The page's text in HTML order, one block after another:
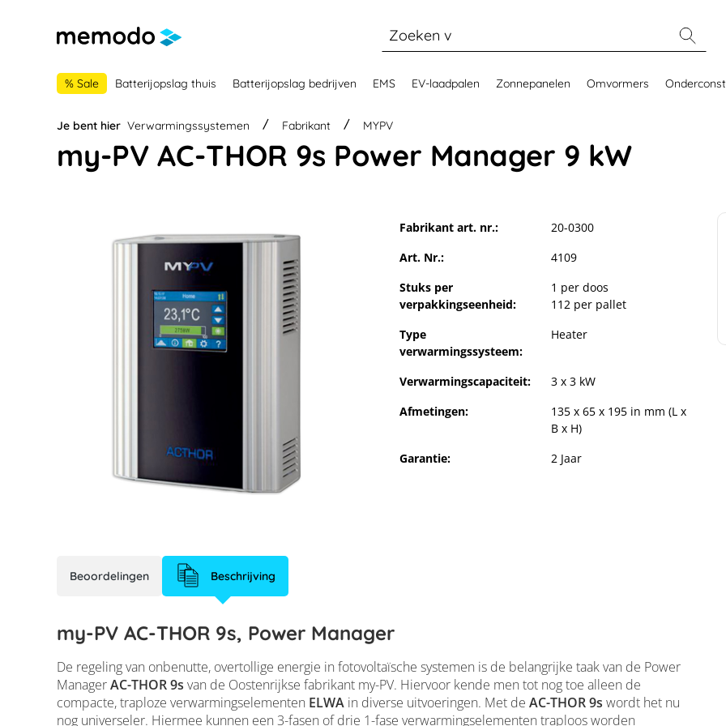
% Sale Batterijopslag thuis Batterijopslag bedrijven EMS EV-laadpalen Zonnepanelen Omvormers
Je bent hier Verwarmingssystemen Fabrikant MYPV
my-PV AC-THOR 9s Power Manager 9 kW
Fabrikant art. nr.:
20-0300
Art. Nr.:
4109
Stuks per
verpakkingseenheid:
1 per doos
112 per pallet
Type
verwarmingssysteem:
Heater
Verwarmingscapaciteit:
3 x 3 kW
Afmetingen:
135 x 65 x 195 in mm (L x
B x H)
Garantie:
2 Jaar
Beoordelingen Beschrijving
my-PV AC-THOR 9s, Power Manager
De regeling van onbenutte, overtollige energie in fotovoltaïsche systemen is de belangrijke taak van de Power
ManagerAC-THOR 9s van de Oostenrijkse fabrikant my-PV. Hiervoor kende men tot nog toe alleen de
compacte, traploze verwarmingselementen ELWAin diverse uitvoeringen. Met de AC-THOR 9s wordt het nu
nog universeler. Hiermee kunnen een 3-fasen of drie 1-fase verwarmingselementen traploos worden